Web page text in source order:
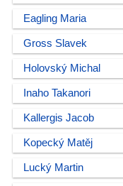
Eagling Maria
Gross Slavek
Holovský Michal
Inaho Takanori
Kallergis Jacob
Kopecký Matěj
Lucký Martin